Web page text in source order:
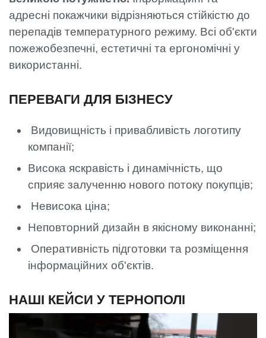
адресні покажчики відрізняються стійкістю до
перепадів температурного режиму. Всі об'єкти
пожежобезпечні, естетичні та ергономічні у
використанні.
ПЕРЕВАГИ ДЛЯ БІЗНЕСУ
Видовищність і привабливість логотипу
компанії;
Висока яскравість і динамічність, що
сприяє залученню нового потоку покупців;
Невисока ціна;
Неповторний дизайн в якісному виконанні;
Оперативність підготовки та розміщення
інформаційних об'єктів.
НАШІ КЕЙСИ У ТЕРНОПОЛІ